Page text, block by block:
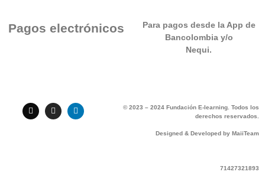
Pagos electrónicos
Para pagos desde la App de
Bancolombia y/o
Nequi.
© 2023 – 2024 Fundación E-learning. Todos los
derechos reservados.
Designed & Developed by MaiiTeam
71427321893